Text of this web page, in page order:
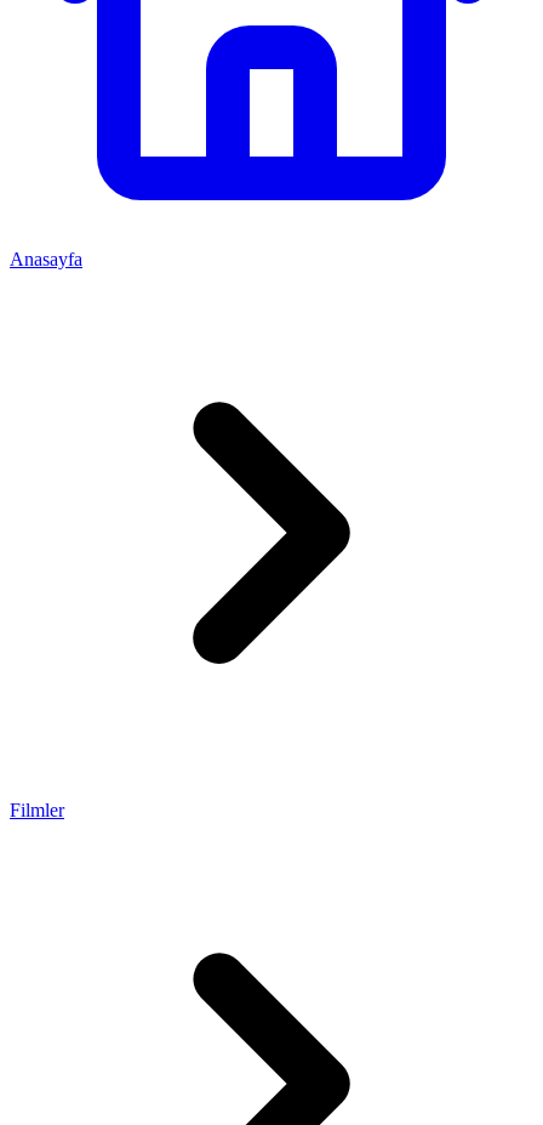
Anasayfa
Filmler